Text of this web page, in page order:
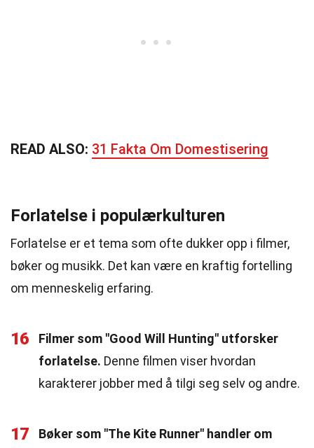
READ ALSO: 31 Fakta Om Domestisering
Forlatelse i populærkulturen
Forlatelse er et tema som ofte dukker opp i filmer,
bøker og musikk. Det kan være en kraftig fortelling
om menneskelig erfaring.
16
Filmer som "Good Will Hunting" utforsker
forlatelse. Denne filmen viser hvordan
karakterer jobber med å tilgi seg selv og andre.
17
Bøker som "The Kite Runner" handler om